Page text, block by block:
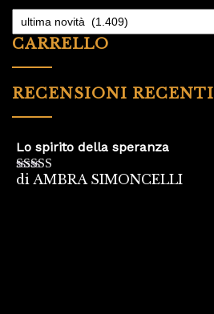
CARRELLO
RECENSIONI RECENTI
Lo spirito della speranza
Valutato5su
di AMBRA SIMONCELLI